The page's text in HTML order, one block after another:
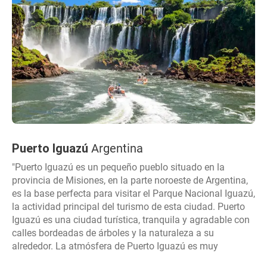
Puerto Iguazú Argentina
"Puerto Iguazú es un pequeño pueblo situado en la
provincia de Misiones, en la parte noroeste de Argentina,
es la base perfecta para visitar el Parque Nacional Iguazú,
la actividad principal del turismo de esta ciudad. Puerto
Iguazú es una ciudad turística, tranquila y agradable con
calles bordeadas de árboles y la naturaleza a su
alrededor. La atmósfera de Puerto Iguazú es muy